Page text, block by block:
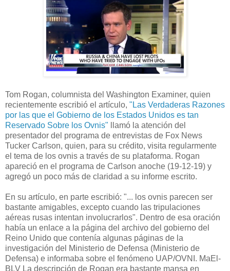
Tom Rogan, columnista del Washington Examiner, quien
recientemente escribió el artículo, "Las Verdaderas Razones
por las que el Gobierno de los Estados Unidos es tan
Reservado Sobre los Ovnis" llamó la atención del
presentador del programa de entrevistas de Fox News
Tucker Carlson, quien, para su crédito, visita regularmente
el tema de los ovnis a través de su plataforma. Rogan
apareció en el programa de Carlson anoche (19-12-19) y
agregó un poco más de claridad a su informe escrito.
En su artículo, en parte escribió: "... los ovnis parecen ser
bastante amigables, excepto cuando las tripulaciones
aéreas rusas intentan involucrarlos". Dentro de esa oración
había un enlace a la página del archivo del gobierno del
Reino Unido que contenía algunas páginas de la
investigación del Ministerio de Defensa (Ministerio de
Defensa) e informaba sobre el fenómeno UAP/OVNI. MaEl-
BLV La descripción de Rogan era bastante mansa en